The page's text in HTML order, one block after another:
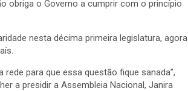
obriga o Governo a cumprir com o princípio
nesta décima primeira legislatura, agora
para que essa questão fique sanada”,
a presidir a Assembleia Nacional, Janira